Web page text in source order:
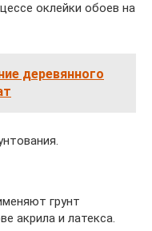
оклейки обоев на
деревянного
грунт
акрила и латекса.